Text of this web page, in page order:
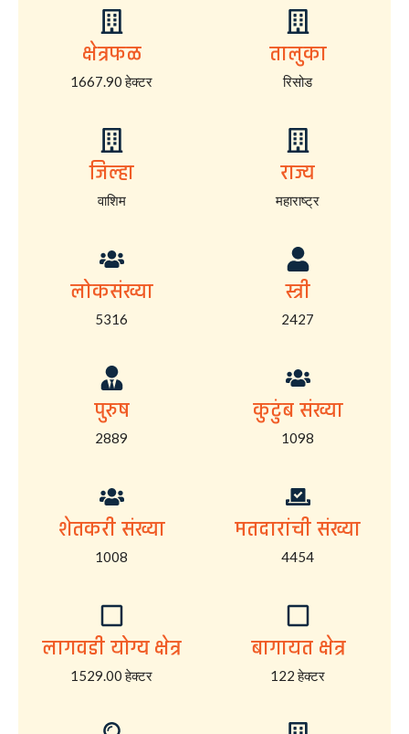
क्षेत्रफळ
1667.90 हेक्टर
तालुका
रिसोड
जिल्हा
वाशिम
राज्य
महाराष्ट्र
लोकसंख्या
5316
स्त्री
2427
पुरुष
2889
कुटुंब संख्या
1098
शेतकरी संख्या
1008
मतदारांची संख्या
4454
लागवडी योग्य क्षेत्र
1529.00 हेक्टर
बागायत क्षेत्र
122 हेक्टर